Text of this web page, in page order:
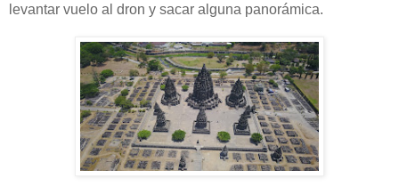
levantar vuelo al dron y sacar alguna panorámica.